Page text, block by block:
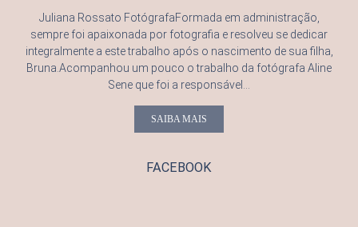
Juliana Rossato FotógrafaFormada em administração,
sempre foi apaixonada por fotografia e resolveu se dedicar
integralmente a este trabalho após o nascimento de sua filha,
Bruna.Acompanhou um pouco o trabalho da fotógrafa Aline
Sene que foi a responsável...
SAIBA MAIS
FACEBOOK